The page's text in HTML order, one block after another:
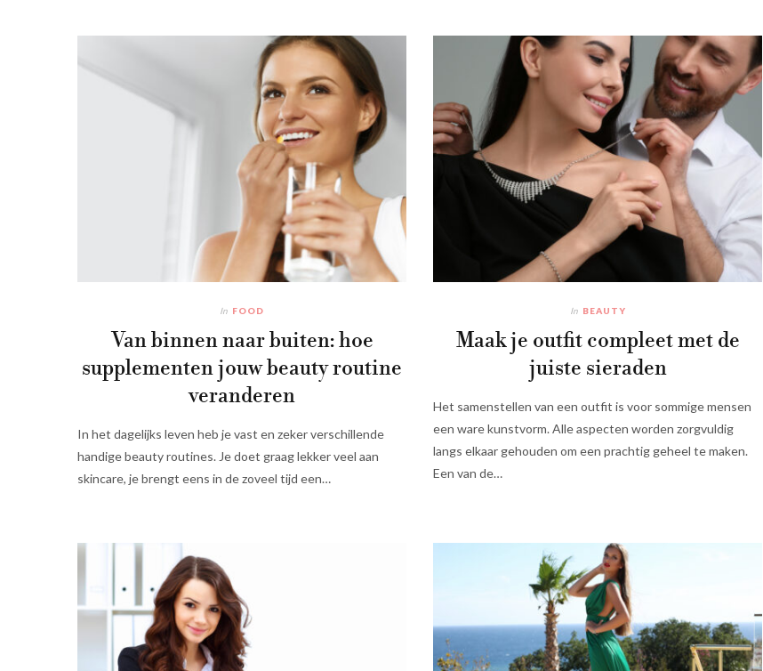
In FOOD
Van binnen naar buiten: hoe
supplementen jouw beauty routine
veranderen
In het dagelijks leven heb je vast en zeker verschillende
handige beauty routines. Je doet graag lekker veel aan
skincare, je brengt eens in de zoveel tijd een…
In BEAUTY
Maak je outfit compleet met de
juiste sieraden
Het samenstellen van een outfit is voor sommige mensen
een ware kunstvorm. Alle aspecten worden zorgvuldig
langs elkaar gehouden om een prachtig geheel te maken.
Een van de…